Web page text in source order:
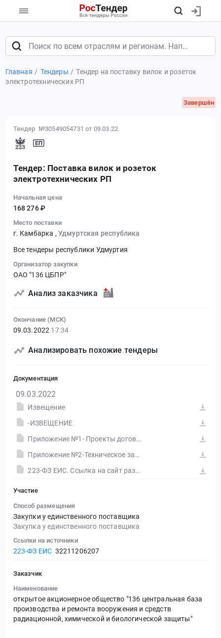
Главная Тендеры
Тендер на поставку вилок и розеток
электротехнических РП
Завершён
Тендер №30549054731 от 09.03.22
Тендер: Поставка вилок и розеток
электротехнических РП
Начальная цена
168 276 ₽
Место поставки
г. Камбарка , Удмуртская республика
Все тендеры республики Удмуртия
Организатор закупки
ОАО "136 ЦБПР"
Анализ заказчика
Окончание (МСК)
09.03.2022 17:34
Анализировать похожие тендеры
Документация
09.03.2022
Извещение
-ИЗВЕЩЕНИЕ
Приложение №1- Проекты договора
Приложение №2-Техническое задание
223-ФЗ ЕИС. Ссылка на сайт размещения тендера #30549054731.doc
Участие
Способ размещения
Закупки у единственного поставщика
Закупка у единственного поставщика
Ссылки на источники
223-ФЗ ЕИС 32211206207
Заказчик
Наименование
открытое акционерное общество "136 центральная база
производства и ремонта вооружения и средств
радиационной, химической и биологической защиты"